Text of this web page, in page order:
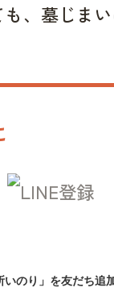
、墓じま
のり」を友だち追